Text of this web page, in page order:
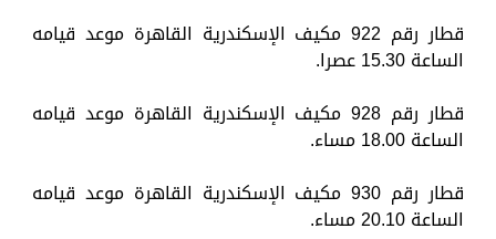
قطار رقم 922 مكيف الإسكندرية القاهرة موعد قيامه
الساعة 15.30 عصرا.
قطار رقم 928 مكيف الإسكندرية القاهرة موعد قيامه
الساعة 18.00 مساء.
قطار رقم 930 مكيف الإسكندرية القاهرة موعد قيامه
الساعة 20.10 مساء.